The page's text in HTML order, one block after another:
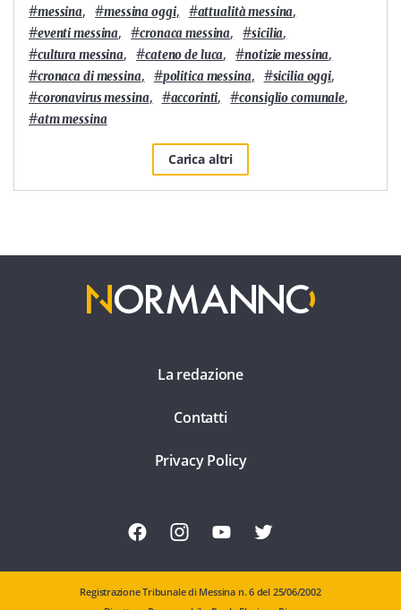
#messina, #messina oggi, #attualità messina,
#eventi messina, #cronaca messina, #sicilia,
#cultura messina, #cateno de luca, #notizie messina,
#cronaca di messina, #politica messina, #sicilia oggi,
#coronavirus messina, #accorinti, #consiglio comunale,
#atm messina
Carica altri
La redazione
Contatti
Privacy Policy
Registrazione Tribunale di Messina n. 6 del 25/06/2002